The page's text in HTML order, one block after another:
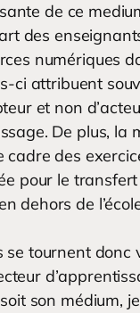
de ce
des
numériques
ci attribuent
et non
De plus, la
cadre des
pour le
dehors de
se tournent donc
son médium,